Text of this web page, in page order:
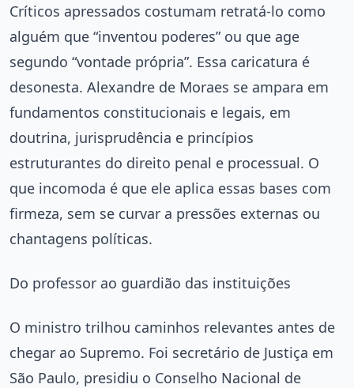
Críticos apressados costumam retratá-lo como
alguém que “inventou poderes” ou que age
segundo “vontade própria”. Essa caricatura é
desonesta. Alexandre de Moraes se ampara em
fundamentos constitucionais e legais, em
doutrina, jurisprudência e princípios
estruturantes do direito penal e processual. O
que incomoda é que ele aplica essas bases com
firmeza, sem se curvar a pressões externas ou
chantagens políticas.
Do professor ao guardião das instituições
O ministro trilhou caminhos relevantes antes de
chegar ao Supremo. Foi secretário de Justiça em
São Paulo, presidiu o Conselho Nacional de